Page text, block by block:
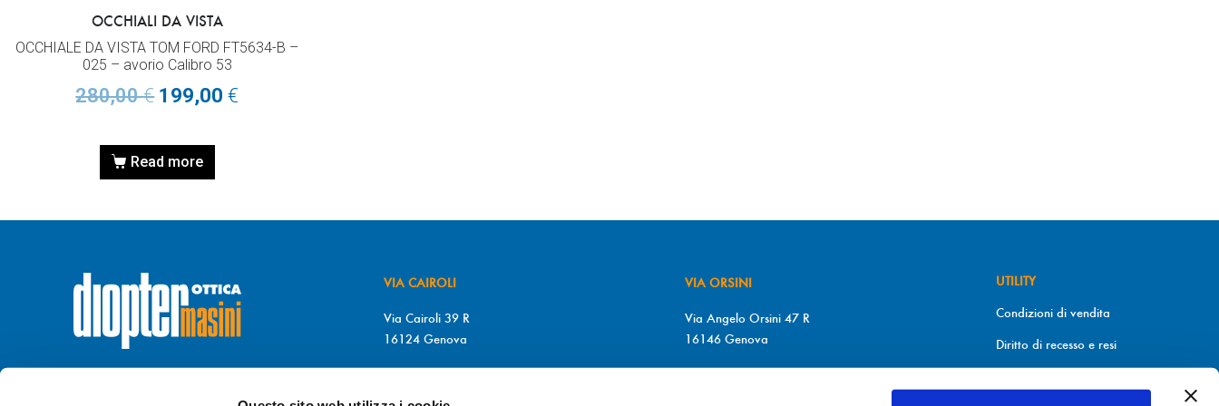
OCCHIALI DA VISTA
OCCHIALE DA VISTA TOM FORD FT5634-B –
025 – avorio Calibro 53
280,00€ 199,00€
Read more
VIA CAIROLI
Via Cairoli 39 R
16124 Genova
VIA ORSINI
Via Angelo Orsini 47 R
16146 Genova
UTILITY
Condizioni di vendita
Diritto di recesso e resi